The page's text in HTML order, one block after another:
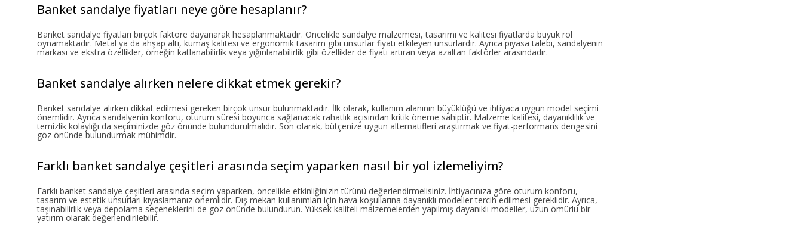
Banket sandalye fiyatları neye göre hesaplanır?
Banket sandalye fiyatları birçok faktöre dayanarak hesaplanmaktadır. Öncelikle sandalye malzemesi, tasarımı ve kalitesi fiyatlarda büyük rol
oynamaktadır. Metal ya da ahşap altı, kumaş kalitesi ve ergonomik tasarım gibi unsurlar fiyatı etkileyen unsurlardır. Ayrıca piyasa talebi, sandalyenin
markası ve ekstra özellikler, örneğin katlanabilirlik veya yığınlanabilirlik gibi özellikler de fiyatı artıran veya azaltan faktörler arasındadır.
Banket sandalye alırken nelere dikkat etmek gerekir?
Banket sandalye alırken dikkat edilmesi gereken birçok unsur bulunmaktadır. İlk olarak, kullanım alanının büyüklüğü ve ihtiyaca uygun model seçimi
önemlidir. Ayrıca sandalyenin konforu, oturum süresi boyunca sağlanacak rahatlık açısından kritik öneme sahiptir. Malzeme kalitesi, dayanıklılık ve
temizlik kolaylığı da seçiminizde göz önünde bulundurulmalıdır. Son olarak, bütçenize uygun alternatifleri araştırmak ve fiyat-performans dengesini
göz önünde bulundurmak mühimdir.
Farklı banket sandalye çeşitleri arasında seçim yaparken nasıl bir yol izlemeliyim?
Farklı banket sandalye çeşitleri arasında seçim yaparken, öncelikle etkinliğinizin türünü değerlendirmelisiniz. İhtiyacınıza göre oturum konforu,
tasarım ve estetik unsurları kıyaslamanız önemlidir. Dış mekan kullanımları için hava koşullarına dayanıklı modeller tercih edilmesi gereklidir. Ayrıca,
taşınabilirlik veya depolama seçeneklerini de göz önünde bulundurun. Yüksek kaliteli malzemelerden yapılmış dayanıklı modeller, uzun ömürlü bir
yatırım olarak değerlendirilebilir.